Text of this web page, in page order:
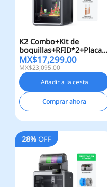
K2 Combo+Kit de
boquillas+RFID*2+Placa
de Construcción(Regalo)
MX$17,299.00
MX$23,095.00
Añadir a la cesta
Comprar ahora
28% OFF